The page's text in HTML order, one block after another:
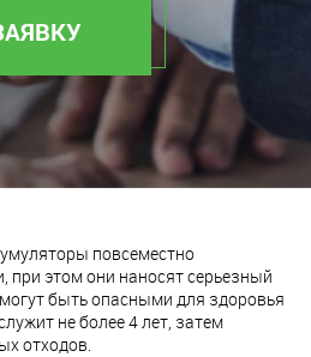
повсеместно
этом они наносят серьезный
быть опасными для здоровья
не более 4 лет, затем
отходов.